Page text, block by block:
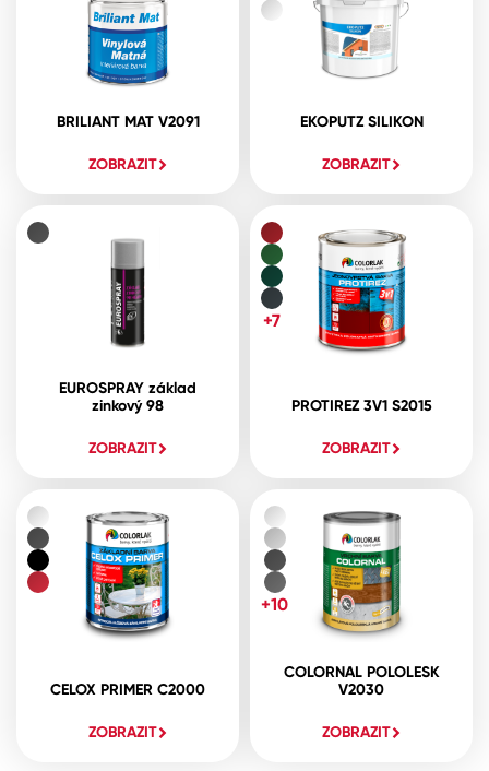
BRILIANT MAT V2091
ZOBRAZIT
EKOPUTZ SILIKON
ZOBRAZIT
EUROSPRAY základ
zinkový 98
ZOBRAZIT
PROTIREZ 3V1 S2015
ZOBRAZIT
+7
CELOX PRIMER C2000
ZOBRAZIT
COLORNAL POLOLESK
V2030
ZOBRAZIT
+10